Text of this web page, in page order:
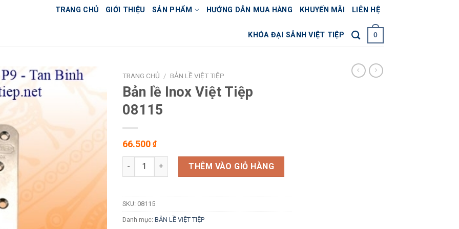
TRANG CHỦ GIỚI THIỆU SẢN PHẨM HƯỚNG DẪN MUA HÀNG KHUYẾN MÃI LIÊN HỆ
KHÓA ĐẠI SẢNH VIỆT TIỆP 0
TRANG CHỦ / BẢN LỀ VIỆT TIỆP
Bản lề Inox Việt Tiệp
08115
66.500 ₫
Bản lề Inox Việt Tiệp 08115 số lượng
THÊM VÀO GIỎ HÀNG
SKU: 08115
Danh mục: BẢN LỀ VIỆT TIỆP